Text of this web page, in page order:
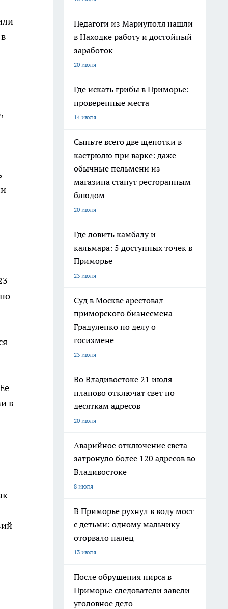
в
Педагоги из Мариуполя нашли
в Находке работу и достойный
заработок
20 июля
Где искать грибы в Приморье:
проверенные места
14 июля
Сыпьте всего две щепотки в
кастрюлю при варке: даже
обычные пельмени из
магазина станут ресторанным
блюдом
20 июля
Где ловить камбалу и
кальмара: 5 доступных точек в
Приморье
23 июля
Суд в Москве арестовал
приморского бизнесмена
Градуленко по делу о
госизмене
23 июля
Во Владивостоке 21 июля
планово отключат свет по
десяткам адресов
20 июля
Аварийное отключение света
затронуло более 120 адресов во
Владивостоке
8 июля
В Приморье рухнул в воду мост
с детьми: одному мальчику
оторвало палец
13 июля
После обрушения пирса в
Приморье следователи завели
уголовное дело